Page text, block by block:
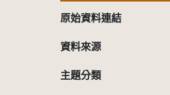
原始資料連結
資料來源
主題分類